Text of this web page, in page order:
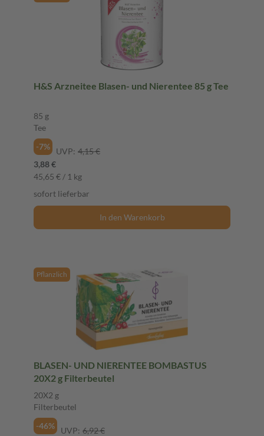
H&S Arzneitee Blasen- und Nierentee 85 g Tee
85 g
Tee
-7%
UVP: 4,15 €
3,88 €
45,65 € / 1 kg
sofort lieferbar
In den Warenkorb
Pflanzlich
BLASEN- UND NIERENTEE BOMBASTUS
20X2 g Filterbeutel
20X2 g
Filterbeutel
-46%
UVP: 6,92 €